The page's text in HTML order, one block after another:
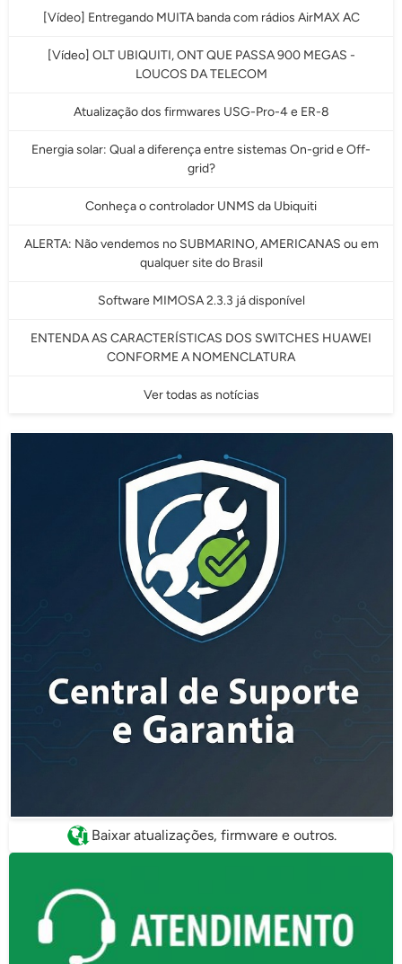
[Vídeo] Entregando MUITA banda com rádios AirMAX AC
[Vídeo] OLT UBIQUITI, ONT QUE PASSA 900 MEGAS -
LOUCOS DA TELECOM
Atualização dos firmwares USG-Pro-4 e ER-8
Energia solar: Qual a diferença entre sistemas On-grid e Off-
grid?
Conheça o controlador UNMS da Ubiquiti
ALERTA: Não vendemos no SUBMARINO, AMERICANAS ou em
qualquer site do Brasil
Software MIMOSA 2.3.3 já disponível
ENTENDA AS CARACTERÍSTICAS DOS SWITCHES HUAWEI
CONFORME A NOMENCLATURA
Ver todas as notícias
Baixar atualizações, firmware e outros.